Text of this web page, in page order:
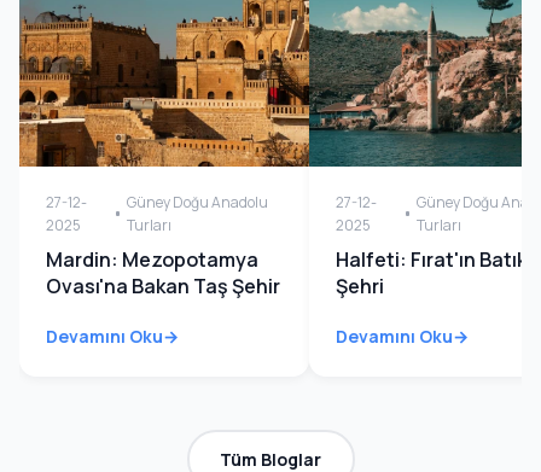
27-12-
2025
Güney Doğu Anadolu
Turları
Mardin: Mezopotamya
Ovası'na Bakan Taş Şehir
Devamını Oku
27-12-
2025
Güney Doğu
Turları
Halfeti: Fırat'ın Batık
Şehri
Devamını Oku
Tüm Bloglar